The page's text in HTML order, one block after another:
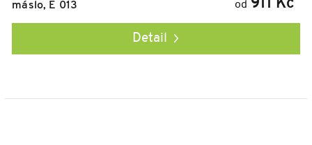
máslo, E 013 od 911 Kč
Detail